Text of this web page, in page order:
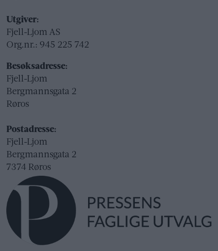
Utgiver:
Fjell-Ljom AS
Org.nr.: 945 225 742
Besøksadresse:
Fjell-Ljom
Bergmannsgata 2
Røros
Postadresse:
Fjell-Ljom
Bergmannsgata 2
7374 Røros